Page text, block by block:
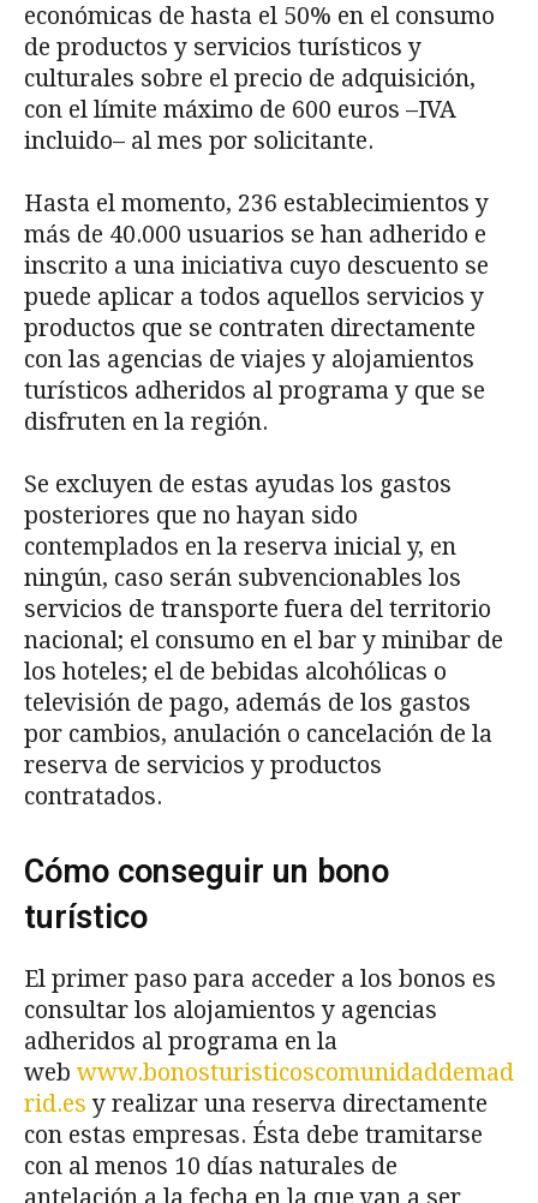
económicas de hasta el 50% en el consumo
de productos y servicios turísticos y
culturales sobre el precio de adquisición,
con el límite máximo de 600 euros –IVA
incluido– al mes por solicitante.
Hasta el momento, 236 establecimientos y
más de 40.000 usuarios se han adherido e
inscrito a una iniciativa cuyo descuento se
puede aplicar a todos aquellos servicios y
productos que se contraten directamente
con las agencias de viajes y alojamientos
turísticos adheridos al programa y que se
disfruten en la región.
Se excluyen de estas ayudas los gastos
posteriores que no hayan sido
contemplados en la reserva inicial y, en
ningún, caso serán subvencionables los
servicios de transporte fuera del territorio
nacional; el consumo en el bar y minibar de
los hoteles; el de bebidas alcohólicas o
televisión de pago, además de los gastos
por cambios, anulación o cancelación de la
reserva de servicios y productos
contratados.
Cómo conseguir un bono
turístico
El primer paso para acceder a los bonos es
consultar los alojamientos y agencias
adheridos al programa en la
web www.bonosturisticoscomunidaddemad
rid.es y realizar una reserva directamente
con estas empresas. Ésta debe tramitarse
con al menos 10 días naturales de
antelación a la fecha en la que van a ser